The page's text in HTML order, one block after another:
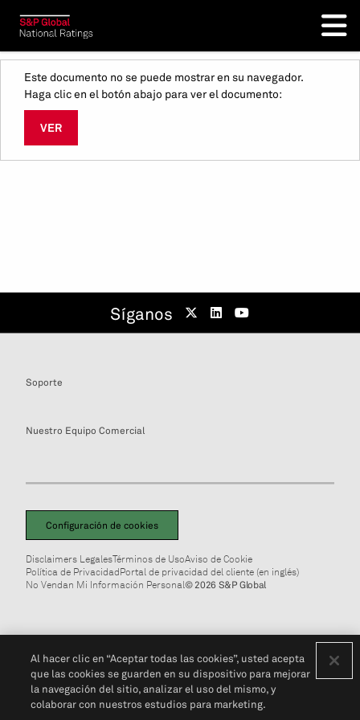
Este documento no se puede mostrar en su navegador.
Haga clic en el botón abajo para ver el documento:
VER
Síganos
Soporte
Nuestro Equipo Comercial
Configuración de cookies
Disclaimers LegalesTérminos de UsoAviso de Cookie
Política de PrivacidadPortal de privacidad del cliente (en inglés)
No Vendan Mi Información Personal© 2026 S&P Global
Al hacer clic en “Aceptar todas las cookies”, usted acepta
que las cookies se guarden en su dispositivo para mejorar
la navegación del sitio, analizar el uso del mismo, y
colaborar con nuestros estudios para marketing.